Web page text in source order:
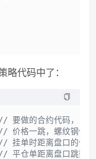
代码中了：
// 要做的合约代码，rb
// 价格一跳，螺纹钢价格
// 挂单时距离盘口的价
// 平仓单距离盘口跳数的